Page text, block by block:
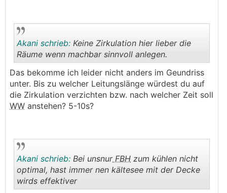
..
Akani schrieb: Keine Zirkulation hier lieber die
Räume wenn machbar sinnvoll anlegen.
Das bekomme ich leider nicht anders im Geundriss
unter. Bis zu welcher Leitungslänge würdest du auf
die Zirkulation verzichten bzw. nach welcher Zeit soll
WW anstehen? 5-10s?
Akani schrieb: Bei unsnurFBH zum kühlen nicht
optimal, hast immer nen kältesee mit der Decke
wirds effektiver